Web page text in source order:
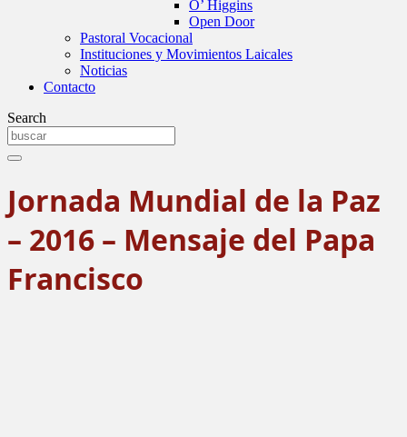
O’ Higgins
Open Door
Pastoral Vocacional
Instituciones y Movimientos Laicales
Noticias
Contacto
Search
Jornada Mundial de la Paz
– 2016 – Mensaje del Papa
Francisco